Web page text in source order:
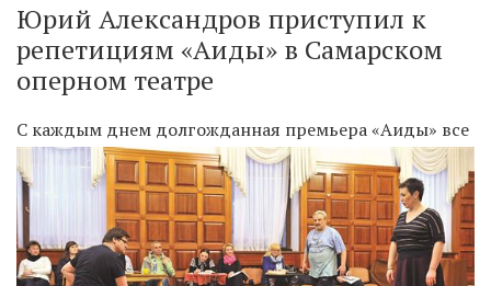
Юрий Александров приступил к
репетициям «Аиды» в Самарском
оперном театре
С каждым днем долгожданная премьера «Аиды» все